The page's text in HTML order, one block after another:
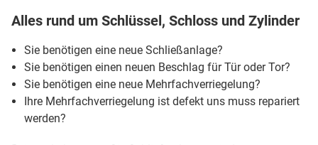
Alles rund um Schlüssel, Schloss und Zylinder
Sie benötigen eine neue Schließanlage?
Sie benötigen einen neuen Beschlag für Tür oder Tor?
Sie benötigen eine neue Mehrfachverriegelung?
Ihre Mehrfachverriegelung ist defekt uns muss repariert
werden?